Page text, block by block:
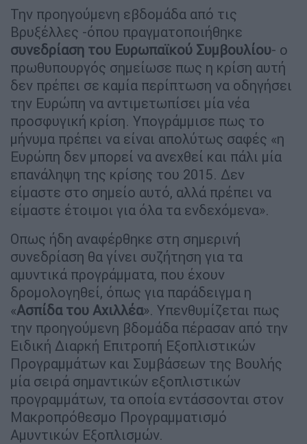
Την προηγούμενη εβδομάδα από τις
Βρυξέλλες -όπου πραγματοποιήθηκε
συνεδρίαση του Ευρωπαϊκού Συμβουλίου- ο
πρωθυπουργός σημείωσε πως η κρίση αυτή
δεν πρέπει σε καμία περίπτωση να οδηγήσει
την Ευρώπη να αντιμετωπίσει μία νέα
προσφυγική κρίση. Υπογράμμισε πως το
μήνυμα πρέπει να είναι απολύτως σαφές «η
Ευρώπη δεν μπορεί να ανεχθεί και πάλι μία
επανάληψη της κρίσης του 2015. Δεν
είμαστε στο σημείο αυτό, αλλά πρέπει να
είμαστε έτοιμοι για όλα τα ενδεχόμενα».
Οπως ήδη αναφέρθηκε στη σημερινή
συνεδρίαση θα γίνει συζήτηση για τα
αμυντικά προγράμματα, που έχουν
δρομολογηθεί, όπως για παράδειγμα η
«Ασπίδα του Αχιλλέα». Υπενθυμίζεται πως
την προηγούμενη βδομάδα πέρασαν από την
Ειδική Διαρκή Επιτροπή Εξοπλιστικών
Προγραμμάτων και Συμβάσεων της Βουλής
μία σειρά σημαντικών εξοπλιστικών
προγραμμάτων, τα οποία εντάσσονται στον
Μακροπρόθεσμο Προγραμματισμό
Αμυντικών Εξοπλισμών.